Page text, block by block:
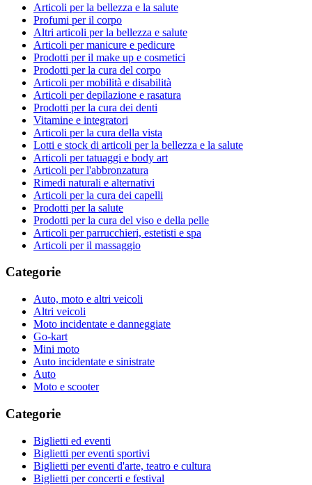
Articoli per la bellezza e la salute
Profumi per il corpo
Altri articoli per la bellezza e salute
Articoli per manicure e pedicure
Prodotti per il make up e cosmetici
Prodotti per la cura del corpo
Articoli per mobilità e disabilità
Articoli per depilazione e rasatura
Prodotti per la cura dei denti
Vitamine e integratori
Articoli per la cura della vista
Lotti e stock di articoli per la bellezza e la salute
Articoli per tatuaggi e body art
Articoli per l'abbronzatura
Rimedi naturali e alternativi
Articoli per la cura dei capelli
Prodotti per la salute
Prodotti per la cura del viso e della pelle
Articoli per parrucchieri, estetisti e spa
Articoli per il massaggio
Categorie
Auto, moto e altri veicoli
Altri veicoli
Moto incidentate e danneggiate
Go-kart
Mini moto
Auto incidentate e sinistrate
Auto
Moto e scooter
Categorie
Biglietti ed eventi
Biglietti per eventi sportivi
Biglietti per eventi d'arte, teatro e cultura
Biglietti per concerti e festival